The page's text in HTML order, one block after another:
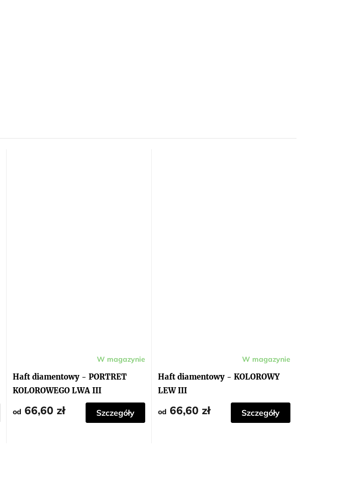
Haft diamentowy - PORTRET
KOLOROWEGO LWA III
W magazynie
od 66,60 zł Szczegóły
Haft diamentowy - KOLOROWY
LEW III
W magazynie
od 66,60 zł Szczegóły